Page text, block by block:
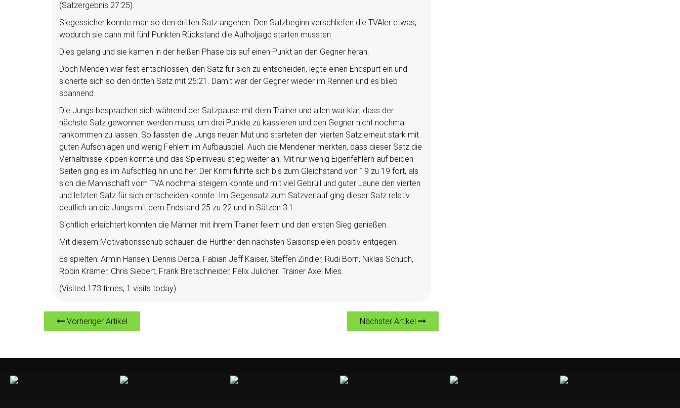
(Satzergebnis 27:25).
Siegessicher konnte man so den dritten Satz angehen. Den Satzbeginn verschliefen die TVAler etwas,
wodurch sie dann mit fünf Punkten Rückstand die Aufholjagd starten mussten.
Dies gelang und sie kamen in der heißen Phase bis auf einen Punkt an den Gegner heran.
Doch Menden war fest entschlossen, den Satz für sich zu entscheiden, legte einen Endspurt ein und
sicherte sich so den dritten Satz mit 25:21. Damit war der Gegner wieder im Rennen und es blieb
spannend.
Die Jungs besprachen sich während der Satzpause mit dem Trainer und allen war klar, dass der
nächste Satz gewonnen werden muss, um drei Punkte zu kassieren und den Gegner nicht nochmal
rankommen zu lassen. So fassten die Jungs neuen Mut und starteten den vierten Satz erneut stark mit
guten Aufschlägen und wenig Fehlern im Aufbauspiel. Auch die Mendener merkten, dass dieser Satz die
Verhältnisse kippen könnte und das Spielniveau stieg weiter an. Mit nur wenig Eigenfehlern auf beiden
Seiten ging es im Aufschlag hin und her. Der Krimi führte sich bis zum Gleichstand von 19 zu 19 fort, als
sich die Mannschaft vom TVA nochmal steigern konnte und mit viel Gebrüll und guter Laune den vierten
und letzten Satz für sich entscheiden konnte. Im Gegensatz zum Satzverlauf ging dieser Satz relativ
deutlich an die Jungs mit dem Endstand 25 zu 22 und in Sätzen 3:1.
Sichtlich erleichtert konnten die Männer mit ihrem Trainer feiern und den ersten Sieg genießen.
Mit diesem Motivationsschub schauen die Hürther den nächsten Saisonspielen positiv entgegen.
Es spielten: Armin Hansen, Dennis Derpa, Fabian Jeff Kaiser, Steffen Zindler, Rudi Born, Niklas Schuch,
Robin Krämer, Chris Siebert, Frank Bretschneider, Felix Julicher. Trainer Axel Mies.
(Visited 173 times, 1 visits today)
Vorheriger Artikel Nächster Artikel